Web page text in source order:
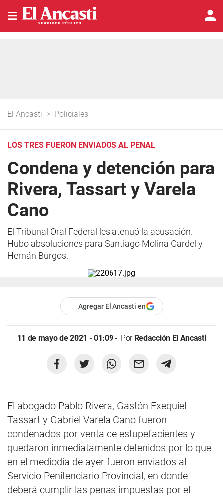
El Ancasti > Policiales
LOS TRES FUERON ENVIADOS AL PENAL
Condena y detención para
Rivera, Tassart y Varela
Cano
El Tribunal Oral Federal les atenuó la acusación.
Hubo absoluciones para Santiago Molina Gardel y
Hernán Burgos.
Agregar El Ancasti en
11 de mayo de 2021 - 01:09 Por Redacción El Ancasti
El abogado Pablo Rivera, Gastón Exequiel
Tassart y Gabriel Varela Cano fueron
condenados por venta de estupefacientes y
quedaron inmediatamente detenidos por lo que
en el mediodía de ayer fueron enviados al
Servicio Penitenciario Provincial, en donde
deberá cumplir las penas impuestas por el